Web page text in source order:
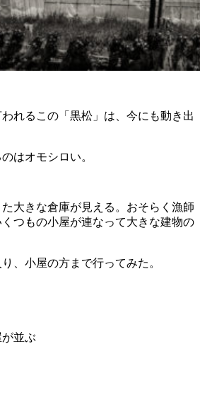
れるこの「黒松」は、今にも動き出
はオモシロい。
大きな倉庫が見える。おそらく漁師
つもの小屋が連なって大きな建物の
、小屋の方まで行ってみた。
並ぶ